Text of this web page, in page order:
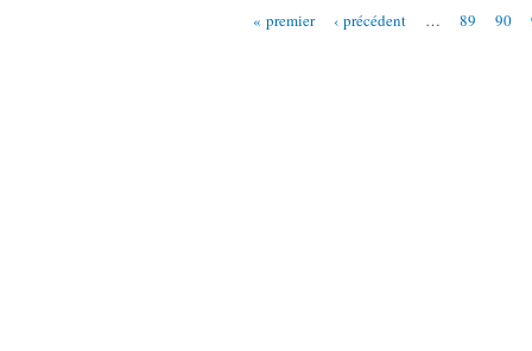
« premier ‹ précédent … 89 90